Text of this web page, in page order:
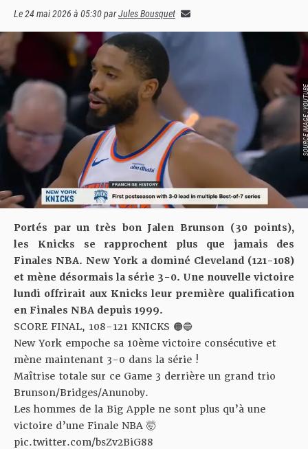
Le24 mai 2026 à 05:30parJules Bousquet
SOURCE
Portés par un très bon Jalen Brunson (30 points),
les
Knicks se rapprochent plus que jamais des
Finales NBA. New York a dominé Cleveland (121-108)
et mène désormais la série 3-0. Une nouvelle victoire
lundi offrirait aux Knicks leur première qualification
en Finales NBA depuis 1999.
SCORE FINAL, 108-121 KNICKS 🟠🔵
New York empoche sa 10ème victoire consécutive et
mène maintenant 3-0 dans la série !
Maîtrise totale sur ce Game 3 derrière un grand trio
Brunson/Bridges/Anunoby.
Les hommes de la Big Apple ne sont plus qu’à une
victoire d’une Finale NBA 🤯
pic.twitter.com/bsZv2BiG88